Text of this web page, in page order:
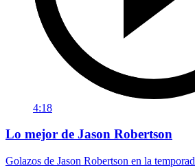
4:18
Lo mejor de Jason Robertson
Golazos de Jason Robertson en la